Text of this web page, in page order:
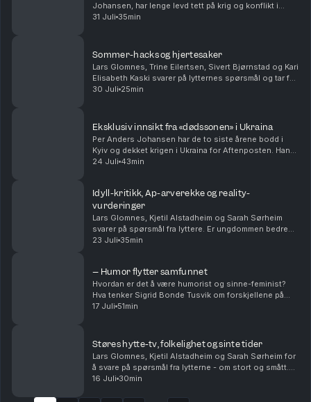
Johansen, har lenge levd tett på krig og konflikt i
Ukraina og Russland. Han forteller om korrupsjon som
31 Juli 35min
Sommer-hacks og hjertesaker
Lars Glomnes, Trine Eilertsen, Sivert Bjørnstad og Kari
Elisabeth Kaski svarer på lytternes spørsmål og tar for
seg blant annet sine beste sommertips, hvilke saker
30 Juli 25min
Eksklusiv innsikt fra «dødssonen» i Ukraina
Per Anders Johansen har de to siste årene bodd i
Kyiv og dekket krigen i Ukraina for Aftenposten. Han
har vært ved fronten og møtt mennesker som har gått
24 Juli 43min
Idyll-kritikk, Ap-arverekke og reality-
vurderinger
Lars Glomnes, Kjetil Alstadheim og Sarah Sørheim
svarer på spørsmål fra lyttere. Er ungdommen bedre
eller verre enn tidligere? Hvem og hvordan tar noen
23 Juli 35min
– Humor flytter samfunnet
Hvordan er det å være humorist og sinne-feminist?
Hva tenker Sigrid Bonde Tusvik om forskjellene på
kvinner og menn som komikere? Er det egentlig lov til
17 Juli 51min
Støres hytte-tv, folkelighet og sinte tider
Lars Glomnes, Kjetil Alstadheim og Sarah Sørheim for
å svare på spørsmål fra lytterne - om stort og smått.
Hvor stor skal en hytte-tv være? Er det mulig å være
16 Juli 30min